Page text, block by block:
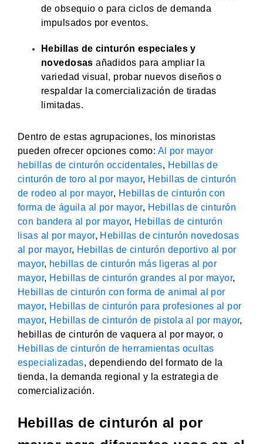
de obsequio o para ciclos de demanda
impulsados por eventos.
Hebillas de cinturón especiales y
novedosas añadidos para ampliar la
variedad visual, probar nuevos diseños o
respaldar la comercialización de tiradas
limitadas.
Dentro de estas agrupaciones, los minoristas
pueden ofrecer opciones como: Al por mayor
hebillas de cinturón occidentales, Hebillas de
cinturón de toro al por mayor, Hebillas de cinturón
de rodeo al por mayor, Hebillas de cinturón con
forma de águila al por mayor, Hebillas de cinturón
con bandera al por mayor, Hebillas de cinturón
lisas al por mayor, Hebillas de cinturón novedosas
al por mayor, Hebillas de cinturón deportivo al por
mayor, hebillas de cinturón más ligeras al por
mayor, Hebillas de cinturón grandes al por mayor,
Hebillas de cinturón con forma de animal al por
mayor, Hebillas de cinturón para profesiones al por
mayor, Hebillas de cinturón de pistola al por mayor,
hebillas de cinturón de vaquera al por mayor, o
Hebillas de cinturón de herramientas ocultas
especializadas, dependiendo del formato de la
tienda, la demanda regional y la estrategia de
comercialización.
Hebillas de cinturón al por